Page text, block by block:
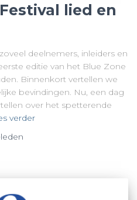
lied en
deelnemers, inleiders en
editie van het Blue Zone
Binnenkort vertellen we
bevindingen. Nu, een dag
over het spetterende
verder